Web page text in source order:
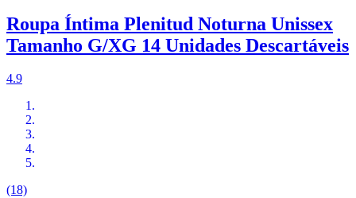
Roupa Íntima Plenitud Noturna Unissex
Tamanho G/XG 14 Unidades Descartáveis
4.9
(18)